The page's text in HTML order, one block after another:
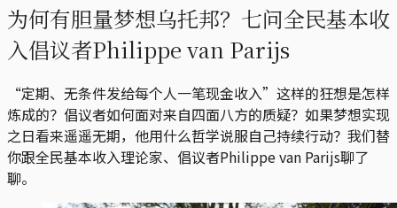
为何有胆量梦想乌托邦？七问全民基本收
入倡议者Philippe van Parijs
“定期、无条件发给每个人一笔现金收入”这样的狂想是怎样
炼成的？倡议者如何面对来自四面八方的质疑？如果梦想实现
之日看来遥遥无期，他用什么哲学说服自己持续行动？我们替
你跟全民基本收入理论家、倡议者Philippe van Parijs聊了
聊。